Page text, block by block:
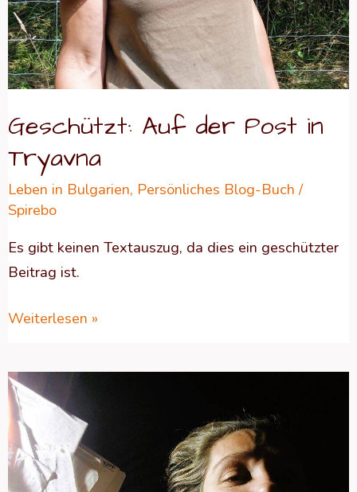
Geschützt: Auf der Post in
Tryavna
Leben in Bulgarien, Persönliches Blog-Buch /
Spirebo
Es gibt keinen Textauszug, da dies ein geschützter
Beitrag ist.
Weiterlesen »
Geschützt:
Stress?…
Ach
was!